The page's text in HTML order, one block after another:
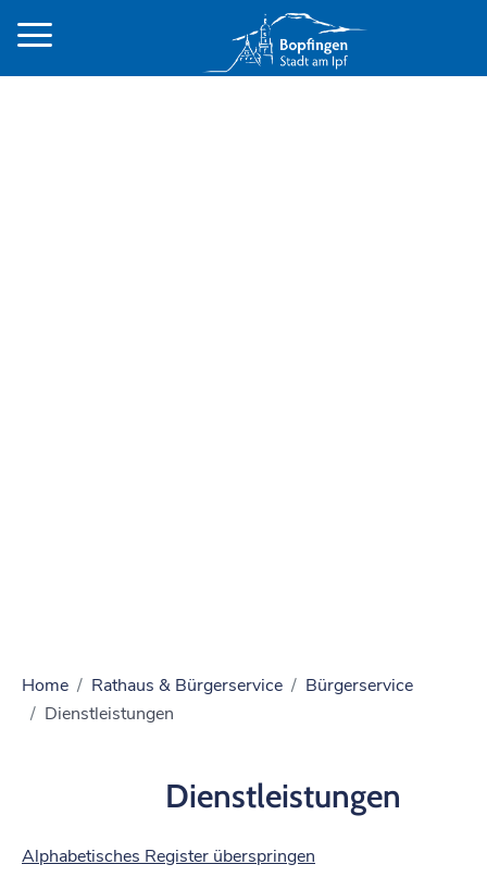
Home Rathaus & Bürgerservice
Bürgerservice
Dienstleistungen
Dienstleistungen
Alphabetisches Register überspringen